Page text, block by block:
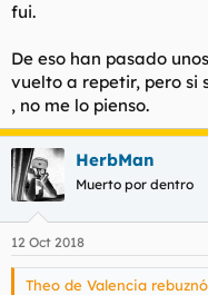
fui.
De eso han pasado
vuelto a repetir, pero si
, no me lo pienso.
HerbMan
Muerto por dentro
12 Oct 2018
Theo de Valencia